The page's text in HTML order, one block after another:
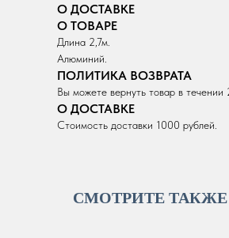
О ДОСТАВКЕ
О ТОВАРЕ
Длина 2,7м.
Алюминий.
ПОЛИТИКА ВОЗВРАТА
Вы можете вернуть товар в
О ДОСТАВКЕ
Стоимость доставки 1000 рублей.
СМОТРИТЕ ТАКЖЕ